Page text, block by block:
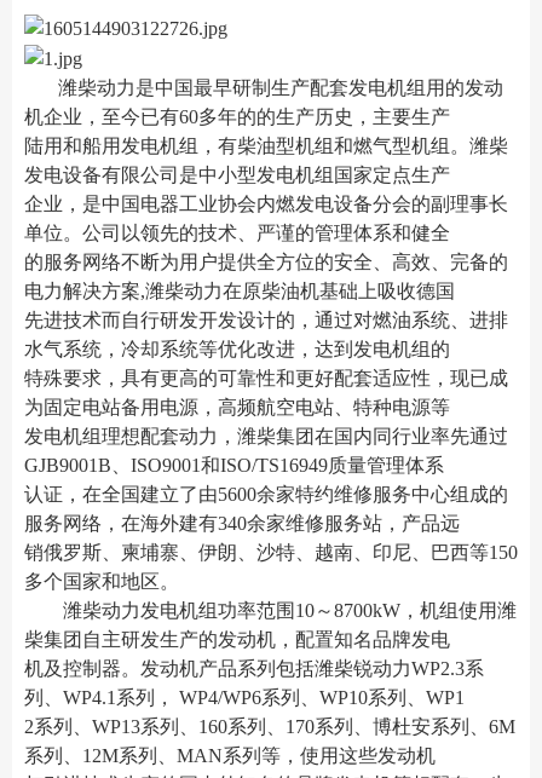
潍柴动力是中国最早研制生产配套发电机组用的发动
机企业，至今已有60多年的的生产历史，主要生产
陆用和船用发电机组，有柴油型机组和燃气型机组。潍柴
发电设备有限公司是中小型发电机组国家定点生产
企业，是中国电器工业协会内燃发电设备分会的副理事长
单位。公司以领先的技术、严谨的管理体系和健全
的服务网络不断为用户提供全方位的安全、高效、完备的
电力解决方案,潍柴动力在原柴油机基础上吸收德国
先进技术而自行研发开发设计的，通过对燃油系统、进排
水气系统，冷却系统等优化改进，达到发电机组的
特殊要求，具有更高的可靠性和更好配套适应性，现已成
为固定电站备用电源，高频航空电站、特种电源等
发电机组理想配套动力，潍柴集团在国内同行业率先通过
GJB9001B、ISO9001和ISO/TS16949质量管理体系
认证，在全国建立了由5600余家特约维修服务中心组成的
服务网络，在海外建有340余家维修服务站，产品远
销俄罗斯、柬埔寨、伊朗、沙特、越南、印尼、巴西等150
多个国家和地区。
潍柴动力发电机组功率范围10～8700kW，机组使用潍
柴集团自主研发生产的发动机，配置知名品牌发电
机及控制器。发动机产品系列包括潍柴锐动力WP2.3系
列、WP4.1系列， WP4/WP6系列、WP10系列、WP1
2系列、WP13系列、160系列、170系列、博杜安系列、6M
系列、12M系列、MAN系列等，使用这些发动机